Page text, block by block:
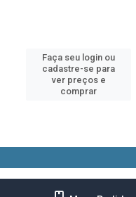
Faça seu login ou
cadastre-se para
ver preços e
comprar